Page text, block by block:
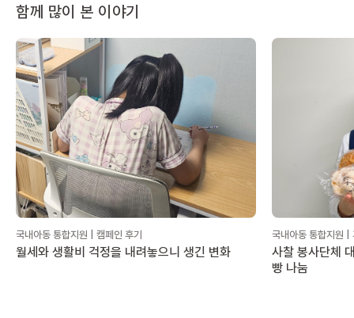
함께 많이 본 이야기
국내아동 통합지원 | 캠페인 후기
월세와 생활비 걱정을 내려놓으니 생긴 변화
국내아동 통합지원 |
사찰 봉사단체
빵 나눔